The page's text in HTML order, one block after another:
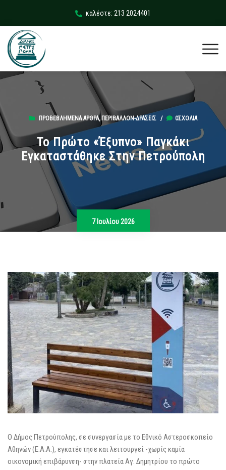
καλέστε: 213 2024401
ΠΡΟΒΕΒΛΗΜΈΝΑ ΆΡΘΡΑ,ΠΕΡΙΒΆΛΛΟΝ-ΔΡΆΣΕΙΣ / 0ΣΧΌΛΙΑ
Το Πρώτο «έξυπνο» Παγκάκι
Εγκαταστάθηκε Στην Πετρούπολη
7 Ιουλίου 2026
Ο Δήμος Πετρούπολης, σε συνεργασία με το Εθνικό Αστεροσκοπείο
Αθηνών (Ε.Α.Α.), εγκατέστησε και λειτουργεί -χωρίς καμία
οικονομική επιβάρυνση- στην πλατεία Αγ. Δημητρίου το πρώτο